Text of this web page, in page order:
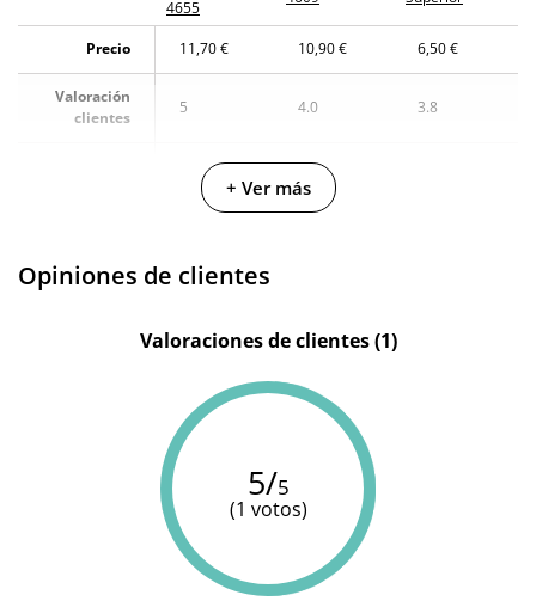
4655
Precio 11,70 € 10,90 € 6,50 €
Valoración
clientes
5 4.0 3.8
Chilirose Chilirose
+ Ver más
Opiniones de clientes
Valoraciones de clientes (1)
5/5
(1 votos)